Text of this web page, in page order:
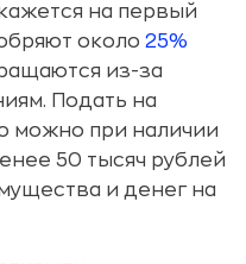
на первый
около 25%
из-за
Подать на
можно при наличии
50 тысяч рублей
и денег на